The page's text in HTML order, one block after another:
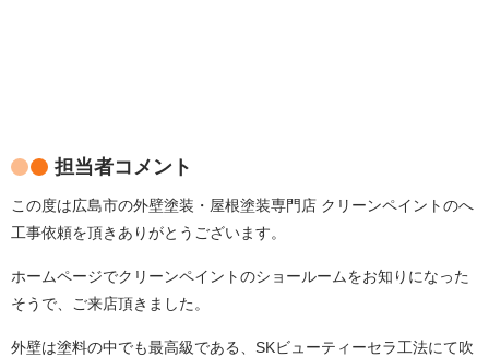
担当者コメント
この度は広島市の外壁塗装・屋根塗装専門店 クリーンペイントのへ
工事依頼を頂きありがとうございます。
ホームページでクリーンペイントのショールームをお知りになった
そうで、ご来店頂きました。
外壁は塗料の中でも最高級である、SKビューティーセラ工法にて吹